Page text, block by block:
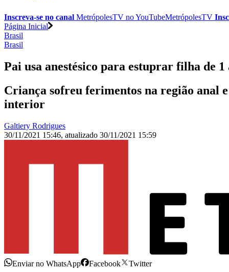
Inscreva-se no canal MetrópolesTV noYouTubeMetrópolesTV
Página Inicial
Brasil
Brasil
Pai usa anestésico para estuprar filha de 1
Criança sofreu ferimentos na região anal
interior
Galtiery Rodrigues
30/11/2021 15:46, atualizado 30/11/2021 15:59
Enviar no WhatsApp Facebook Twitter